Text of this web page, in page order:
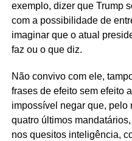
exemplo, dizer que Trump
com a possibilidade de
imaginar que o atual
faz ou o que diz.
Não convivo com ele,
frases de efeito sem efeito
impossível negar que, pelo
quatro últimos
nos quesitos inteligência,